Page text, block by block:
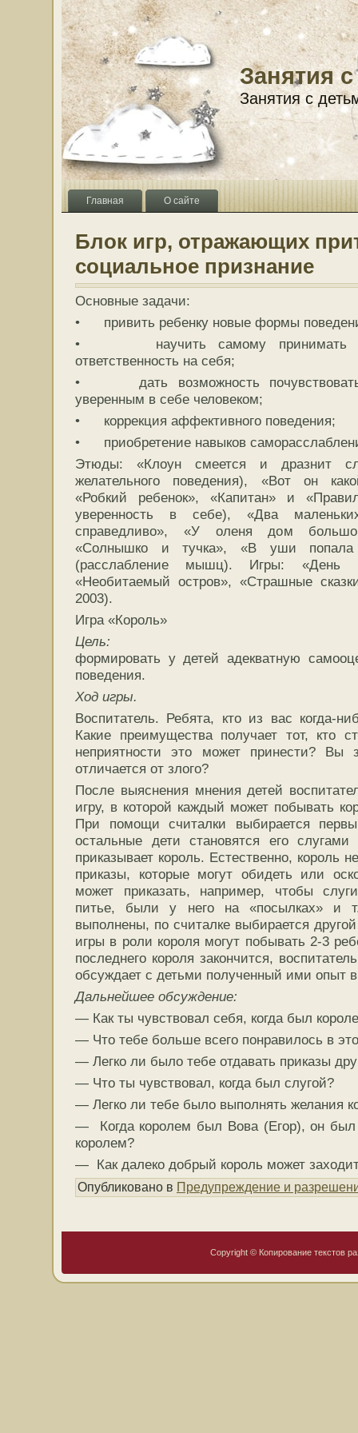
Занятия
Занятия с
Главная О сайте
Блок игр, отражающих
социальное признание
Основные задачи:
• привить ребенку новые формы
• научить самому принимать
ответственность на себя;
• дать возможность почувствовать
уверенным в себе человеком;
• коррекция аффективного поведения;
• приобретение навыков
Этюды: «Клоун смеется и дразнит
желательного поведения), «Вот он
«Робкий ребенок», «Капитан» и
уверенность в себе), «Два
справедливо», «У оленя дом
«Солнышко и тучка», «В уши
(расслабление мышц). Игры: «День
«Необитаемый остров», «Страшные
2003).
Игра «Король»
Цель:
формировать у детей адекватную
поведения.
Ход игры.
Воспитатель. Ребята, кто из вас когда-
Какие преимущества получает тот, кто
неприятности это может принести? Вы
отличается от злого?
После выяснения мнения детей
игру, в которой каждый может побывать
При помощи считалки выбирается
остальные дети становятся его
приказывает король. Естественно, король
приказы, которые могут обидеть или
может приказать, например, чтобы
питье, были у него на «посылках» и
выполнены, по считалке выбирается
игры в роли короля могут побывать 2-3
последнего короля закончится,
обсуждает с детьми полученный ими опыт в
Дальнейшее обсуждение:
— Как ты чувствовал себя, когда был
— Что тебе больше всего понравилось в
— Легко ли было тебе отдавать приказы
— Что ты чувствовал, когда был слугой?
— Легко ли тебе было выполнять желания
— Когда королем был Вова (Егор), он
королем?
— Как далеко добрый король может
Опубликовано в Предупреждение и
Copyright © Копирование текстов